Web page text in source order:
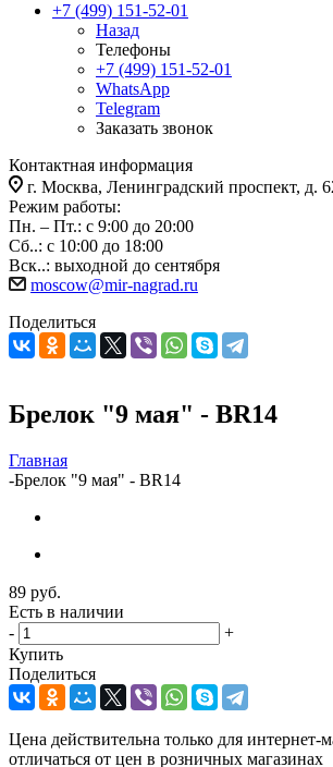
+7 (499) 151-52-01
Назад
Телефоны
+7 (499) 151-52-01
WhatsApp
Telegram
Заказать звонок
Контактная информация
г. Москва, Ленинградский проспект, д.
Режим работы:
Пн. – Пт.: с 9:00 до 20:00
Сб..: с 10:00 до 18:00
Вск..: выходной до сентября
moscow@mir-nagrad.ru
Поделиться
Брелок "9 мая" - BR14
Главная
-Брелок "9 мая" - BR14
89 руб.
Есть в наличии
-
+
Купить
Поделиться
Цена действительна только для интернет-
отличаться от цен в розничных магазинах